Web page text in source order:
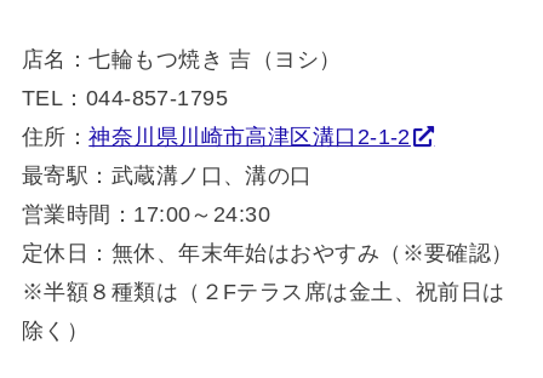
店名：七輪もつ焼き 吉（ヨシ）
TEL：044-857-1795
住所：神奈川県川崎市高津区溝口2-1-2
最寄駅：武蔵溝ノ口、溝の口
営業時間：17:00～24:30
定休日：無休、年末年始はおやすみ（※要確認）
※半額８種類は（２Fテラス席は金土、祝前日は
除く）